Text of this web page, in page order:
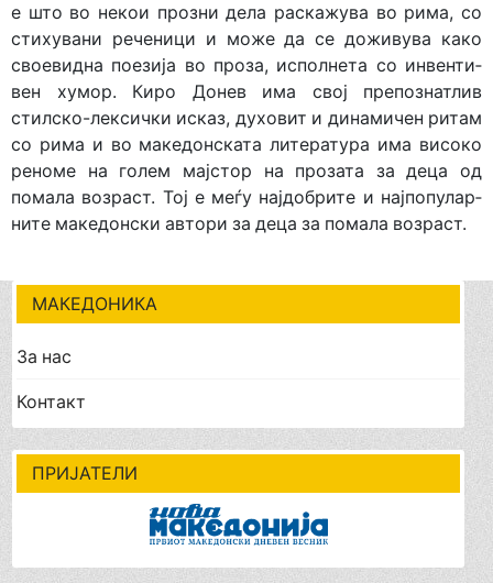
е што во некои прозни дела раска­жува во рима, со
стихувани реченици и може да се дожи­ву­ва како
своевидна поезија во проза, исполнета со инвенти­
вен хумор. Киро Донев има свој препознатлив
стилско-лек­сички исказ, духовит и динамичен ритам
со рима и во маке­дон­ската литература има високо
реноме на голем мајстор на прозата за деца од
помала возраст. Тој е меѓу најдобрите и најпопулар­
ни­те македонски автори за деца за помала возраст.
МАКЕДОНИКА
За нас
Контакт
ПРИЈАТЕЛИ